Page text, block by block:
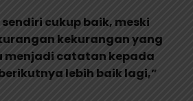
cukup baik, meski
kekurangan yang
menjadi catatan kepada
lebih baik lagi,”